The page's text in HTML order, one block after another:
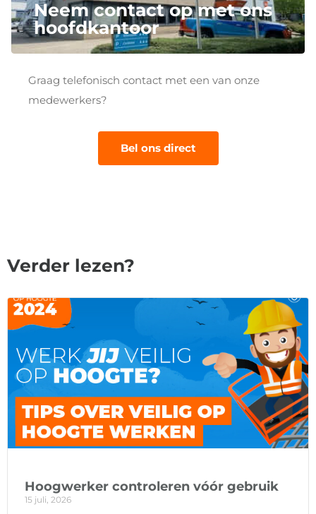
Neem contact op met ons
hoofdkantoor
Graag telefonisch contact met een van onze
medewerkers?
Bel ons direct
Verder lezen?
Hoogwerker controleren vóór gebruik
15 juli, 2026